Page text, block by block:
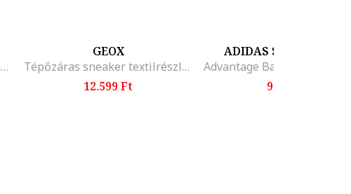
Washiba tépőzáras műbőr sneaker, Fehér/Sötétkék
GEOX
Tépőzáras sneaker textilrészletekkel, Halványkék/Törtfehér
12.599 Ft
ADIDAS SPORTSWEAR
9.299 Ft